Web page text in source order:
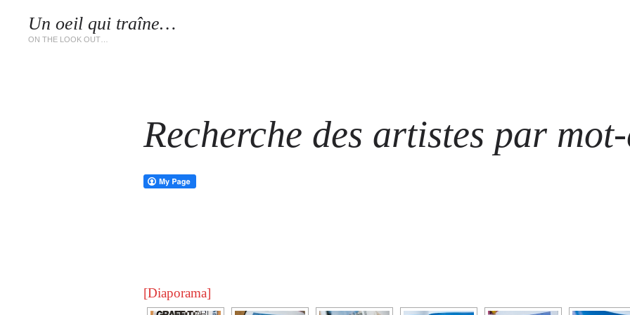
Un oeil qui traîne…
ON THE LOOK OUT…
Recherche des artistes par
[Diaporama]